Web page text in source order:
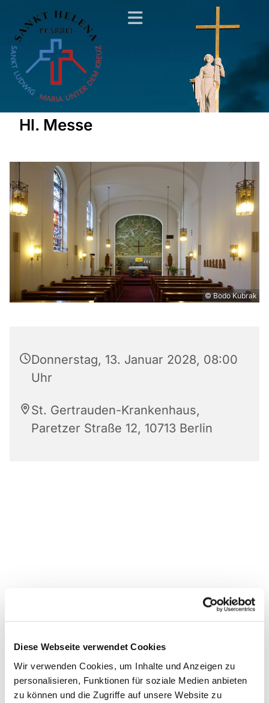
Diese Webseite verwendet Cookies
Wir verwenden Cookies, um Inhalte und Anzeigen zu
personalisieren, Funktionen für soziale Medien anbieten
zu können und die Zugriffe auf unsere Website zu
Hl. Messe
© Bodo Kubrak
Donnerstag, 13. Januar 2028, 08:00
Uhr
St. Gertrauden-Krankenhaus,
Paretzer Straße 12, 10713 Berlin